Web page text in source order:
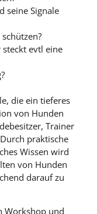
seine Signale
evtl eine
die ein tieferes
von Hunden
Trainer
praktische
Wissen wird
von Hunden
darauf zu
Workshop und